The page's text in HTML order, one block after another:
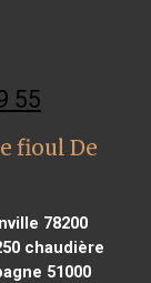
55
fioul De
78200
chaudière
51000